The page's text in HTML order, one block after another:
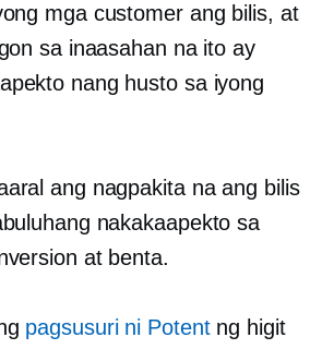
mga customer ang bilis, at
sa inaasahan na ito ay
nang husto sa iyong
ang nagpakita na ang bilis
nakakaapekto sa
at benta.
pagsusuri ni Potentng higit